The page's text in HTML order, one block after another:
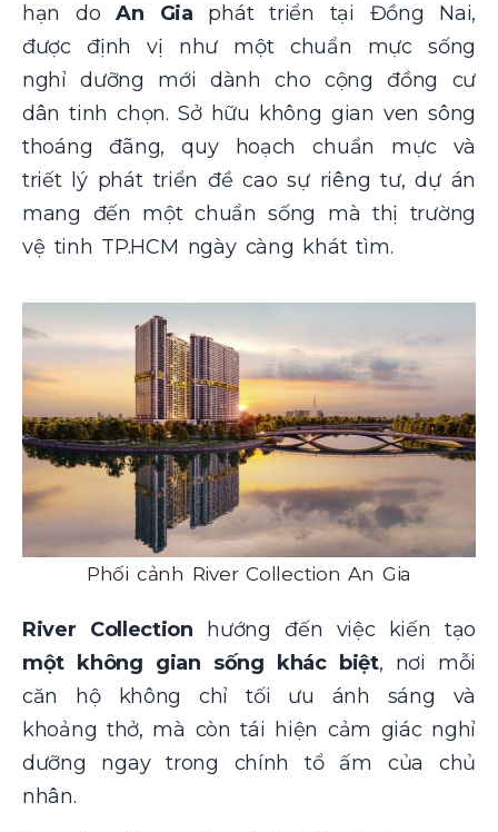
hạn doAn Gia phát triển tại Đồng Nai,
được định vị như một chuẩn mực sống
nghỉ dưỡng mới dành cho cộng đồng cư
dân tinh chọn. Sở hữu không gian ven sông
thoáng đãng, quy hoạch chuẩn mực và
triết lý phát triển đề cao sự riêng tư, dự án
mang đến một chuẩn sống mà thị trường
vệ tinh TP.HCM ngày càng khát tìm.
Phối cảnh River Collection An Gia
River Collection hướng đến việc kiến tạo
một không gian sống khác biệt, nơi mỗi
căn hộ không chỉ tối ưu ánh sáng và
khoảng thở, mà còn tái hiện cảm giác nghỉ
dưỡng ngay trong chính tổ ấm của chủ
nhân.